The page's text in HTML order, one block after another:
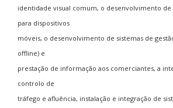
identidade visual comum, o desenvolvimento de
para dispositivos
móveis, o desenvolvimento de sistemas de
offline) e
prestação de informação aos comerciantes, a
controlo de
tráfego e afluência, instalação e integração de